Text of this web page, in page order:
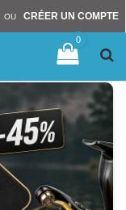
OU CRÉER UN COMPTE
0